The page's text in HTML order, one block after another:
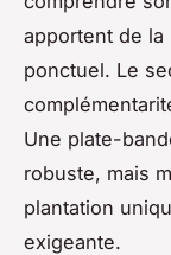
apportent de la
ponctuel. Le
Une plate-
robuste, mais
plantation
exigeante.